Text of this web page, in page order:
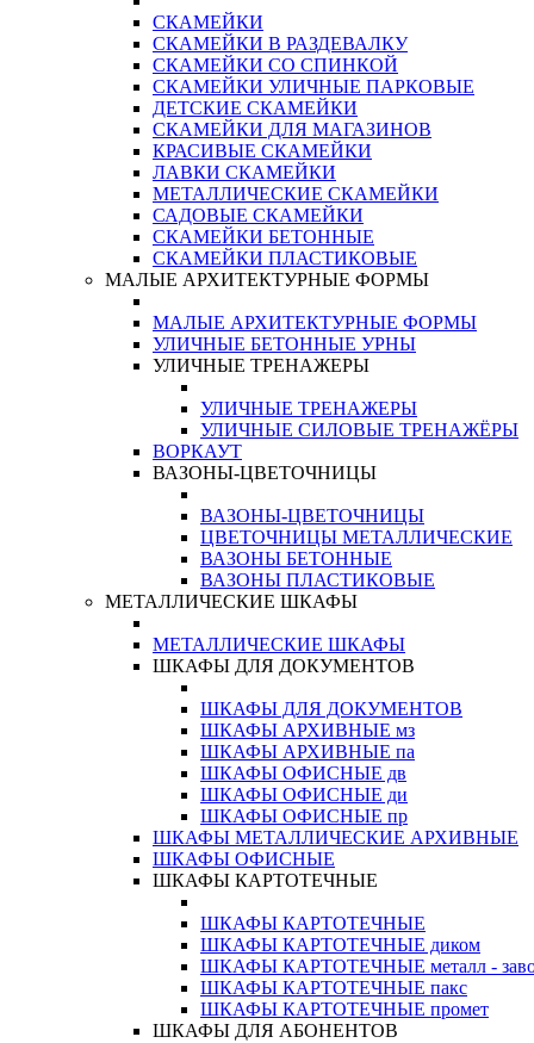
СКАМЕЙКИ
СКАМЕЙКИ В РАЗДЕВАЛКУ
СКАМЕЙКИ СО СПИНКОЙ
СКАМЕЙКИ УЛИЧНЫЕ ПАРКОВЫЕ
ДЕТСКИЕ СКАМЕЙКИ
СКАМЕЙКИ ДЛЯ МАГАЗИНОВ
КРАСИВЫЕ СКАМЕЙКИ
ЛАВКИ СКАМЕЙКИ
МЕТАЛЛИЧЕСКИЕ СКАМЕЙКИ
САДОВЫЕ СКАМЕЙКИ
СКАМЕЙКИ БЕТОННЫЕ
СКАМЕЙКИ ПЛАСТИКОВЫЕ
МАЛЫЕ АРХИТЕКТУРНЫЕ ФОРМЫ
МАЛЫЕ АРХИТЕКТУРНЫЕ ФОРМЫ
УЛИЧНЫЕ БЕТОННЫЕ УРНЫ
УЛИЧНЫЕ ТРЕНАЖЕРЫ
УЛИЧНЫЕ ТРЕНАЖЕРЫ
УЛИЧНЫЕ СИЛОВЫЕ ТРЕНАЖЁРЫ
ВОРКАУТ
ВАЗОНЫ-ЦВЕТОЧНИЦЫ
ВАЗОНЫ-ЦВЕТОЧНИЦЫ
ЦВЕТОЧНИЦЫ МЕТАЛЛИЧЕСКИЕ
ВАЗОНЫ БЕТОННЫЕ
ВАЗОНЫ ПЛАСТИКОВЫЕ
МЕТАЛЛИЧЕСКИЕ ШКАФЫ
МЕТАЛЛИЧЕСКИЕ ШКАФЫ
ШКАФЫ ДЛЯ ДОКУМЕНТОВ
ШКАФЫ ДЛЯ ДОКУМЕНТОВ
ШКАФЫ АРХИВНЫЕ мз
ШКАФЫ АРХИВНЫЕ па
ШКАФЫ ОФИСНЫЕ дв
ШКАФЫ ОФИСНЫЕ ди
ШКАФЫ ОФИСНЫЕ пр
ШКАФЫ МЕТАЛЛИЧЕСКИЕ АРХИВНЫЕ
ШКАФЫ ОФИСНЫЕ
ШКАФЫ КАРТОТЕЧНЫЕ
ШКАФЫ КАРТОТЕЧНЫЕ
ШКАФЫ КАРТОТЕЧНЫЕ диком
ШКАФЫ КАРТОТЕЧНЫЕ металл -
ШКАФЫ КАРТОТЕЧНЫЕ пакс
ШКАФЫ КАРТОТЕЧНЫЕ промет
ШКАФЫ ДЛЯ АБОНЕНТОВ